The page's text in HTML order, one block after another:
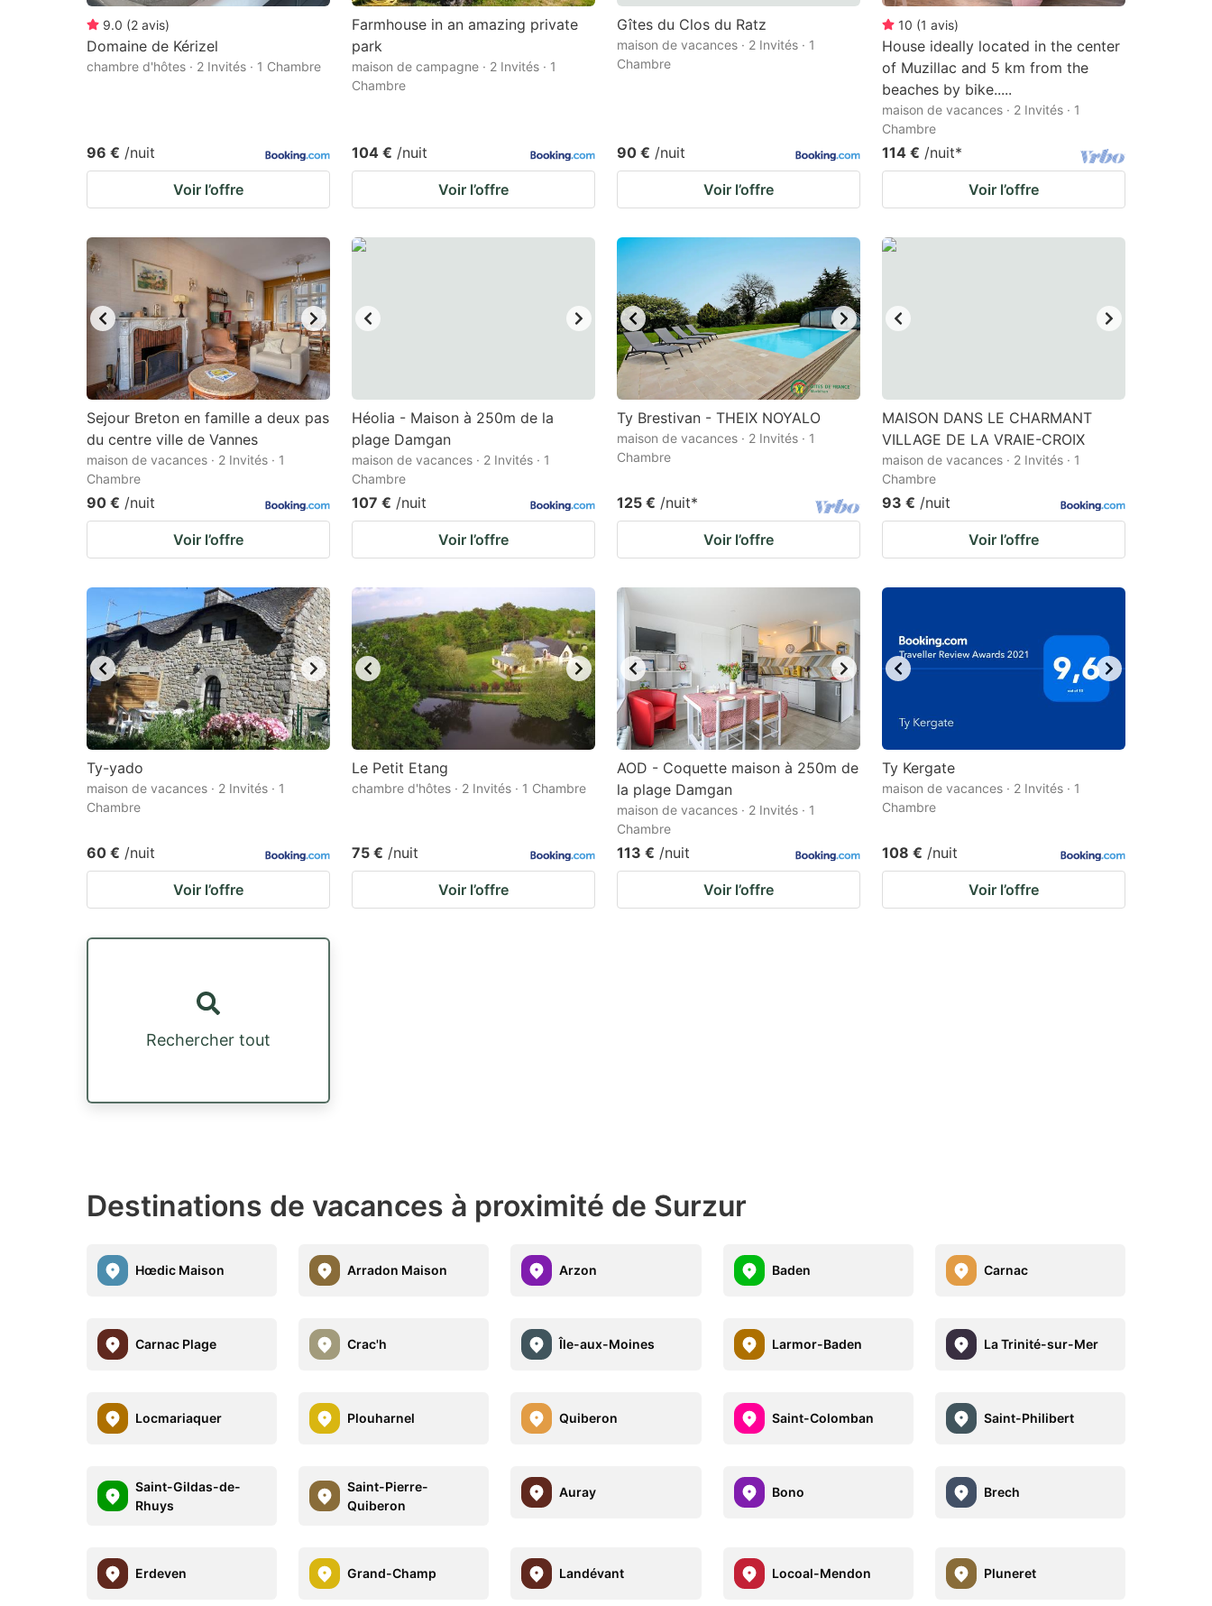
9.0 (2 avis)
Domaine de Kérizel
chambre d'hôtes · 2 Invités · 1 Chambre
96 € /nuit
Voir l’offre
Farmhouse in an amazing private
park
maison de campagne · 2 Invités · 1
Chambre
104 € /nuit
Voir l’offre
Gîtes du Clos du Ratz
maison de vacances · 2 Invités · 1
Chambre
90 € /nuit
Voir l’offre
10 (1 avis)
House ideally located in the center
of Muzillac and 5 km from the
beaches by bike.....
maison de vacances · 2 Invités · 1
Chambre
114 € /nuit*
Voir l’offre
Sejour Breton en famille a deux pas
du centre ville de Vannes
maison de vacances · 2 Invités · 1
Chambre
90 € /nuit
Voir l’offre
Héolia - Maison à 250m de la
plage Damgan
maison de vacances · 2 Invités · 1
Chambre
107 € /nuit
Voir l’offre
Ty Brestivan - THEIX NOYALO
maison de vacances · 2 Invités · 1
Chambre
125 € /nuit*
Voir l’offre
MAISON DANS LE CHARMANT
VILLAGE DE LA VRAIE-CROIX
maison de vacances · 2 Invités · 1
Chambre
93 € /nuit
Voir l’offre
Ty-yado
maison de vacances · 2 Invités · 1
Chambre
60 € /nuit
Voir l’offre
Le Petit Etang
chambre d'hôtes · 2 Invités · 1 Chambre
75 € /nuit
Voir l’offre
AOD - Coquette maison à 250m de
la plage Damgan
maison de vacances · 2 Invités · 1
Chambre
113 € /nuit
Voir l’offre
Ty Kergate
maison de vacances · 2 Invités · 1
Chambre
108 € /nuit
Voir l’offre
Rechercher tout
Destinations de vacances à proximité de Surzur
Hœdic Maison Arradon Maison Arzon Baden Carnac
Carnac Plage Crac'h Île-aux-Moines Larmor-Baden La Trinité-sur-Mer
Locmariaquer Plouharnel Quiberon Saint-Colomban Saint-Philibert
Saint-Gildas-de-
Rhuys
Saint-Pierre-
Quiberon
Auray Bono Brech
Erdeven Grand-Champ Landévant Locoal-Mendon Pluneret